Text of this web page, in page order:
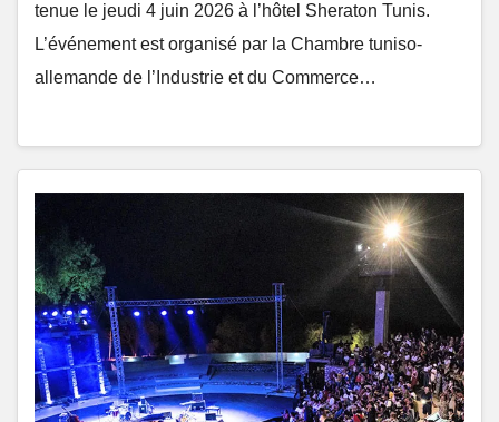
tenue le jeudi 4 juin 2026 à l’hôtel Sheraton Tunis.
L’événement est organisé par la Chambre tuniso-
allemande de l’Industrie et du Commerce…